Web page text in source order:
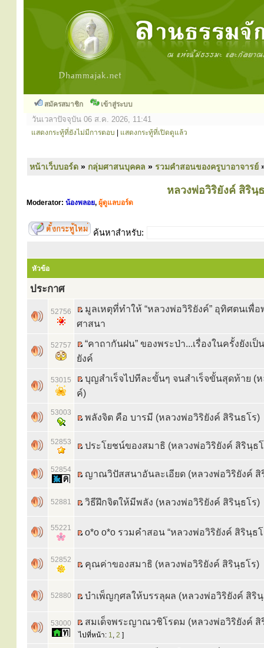
สมัครสมาชิก เข้าสู่ระบบ
วันเวลาปัจจุบัน 06 ส.ค. 2026, 11:41
แสดงกระทู้ที่ยังไม่มีการตอบ แสดงกระทู้ที่เปิดดูแล้ว
หน้าเว็บบอร์ด » กลุ่มศาสนบุคคล » รวมคำสอนของครูบาอาจารย์
หลวงพ่อวิริยังค์ สิรินฺ
Moderator: น้องพลอย, ผู้ดูแลบอร์ด
ค้นหาสำหรับ:
หัวข้อ
ประกาศ
52756
มูลเหตุที่ทำให้ “หลวงพ่อวิริยังค์” อุทิศตนเพื่
ศาสนา
52757
“คาถากันฝน” ของพระป่า...เรื่องในครั้งยังเ
ยังค์
53015
บุญสำเร็จไปทีละขั้นๆ จนสำเร็จขั้นสุดท้าย (
ค์)
53003 พลังจิต คือ บารมี (หลวงพ่อวิริยังค์ สิรินธโร)
52853 ประโยชน์ของสมาธิ (หลวงพ่อวิริยังค์ สิรินฺธ
52854 ญาณวิปัสสนาอันละเอียด (หลวงพ่อวิริยังค์ สิ
52881 วิธีฝึกจิตให้มีพลัง (หลวงพ่อวิริยังค์ สิรินฺธโร)
55221 o*o o*o รวมคำสอน “หลวงพ่อวิริยังค์ สิรินฺธโ
52852 คุณค่าของสมาธิ (หลวงพ่อวิริยังค์ สิรินฺธโร)
52880 บำเพ็ญกุศลให้บรรลุผล (หลวงพ่อวิริยังค์ สิริ
53000 สมเด็จพระญาณวชิโรดม (หลวงพ่อวิริยังค์ สิ
ไปที่หน้า: 1, 2 ]